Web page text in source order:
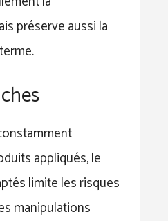
préserve aussi la
appliqués, le
limite les risques
manipulations